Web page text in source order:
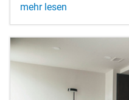
mehr lesen